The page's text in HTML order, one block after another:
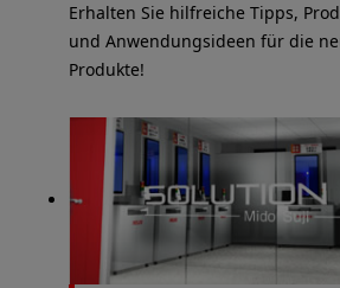
Erhalten Sie hilfreiche Tipps,
und Anwendungsideen für die
Produkte!